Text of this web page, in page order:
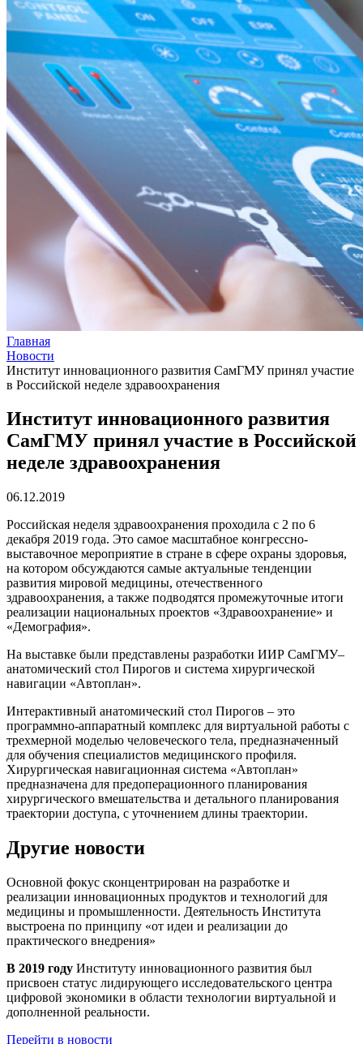
Главная
Новости
Институт инновационного развития СамГМУ принял участие
в Российской неделе здравоохранения
Институт инновационного развития
СамГМУ принял участие в Российской
неделе здравоохранения
06.12.2019
Российская неделя здравоохранения проходила с 2 по 6
декабря 2019 года. Это самое масштабное конгрессно-
выставочное мероприятие в стране в сфере охраны здоровья,
на котором обсуждаются самые актуальные тенденции
развития мировой медицины, отечественного
здравоохранения, а также подводятся промежуточные итоги
реализации национальных проектов «Здравоохранение» и
«Демография».
На выставке были представлены разработки ИИР СамГМУ–
анатомический стол Пирогов и система хирургической
навигации «Автоплан».
Интерактивный анатомический стол Пирогов – это
программно-аппаратный комплекс для виртуальной работы с
трехмерной моделью человеческого тела, предназначенный
для обучения специалистов медицинского профиля.
Хирургическая навигационная система «Автоплан»
предназначена для предоперационного планирования
хирургического вмешательства и детального планирования
траектории доступа, с уточнением длины траектории.
Другие новости
Основной фокус сконцентрирован на разработке и
реализации инновационных продуктов и технологий для
медицины и промышленности. Деятельность Института
выстроена по принципу «от идеи и реализации до
практического внедрения»
В 2019 году Институту инновационного развития был
присвоен статус лидирующего исследовательского центра
цифровой экономики в области технологии виртуальной и
дополненной реальности.
Перейти в новости